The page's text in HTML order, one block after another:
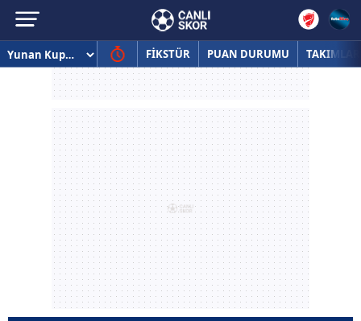
FİKSTÜR PUAN DURUMU TAKIMLAR